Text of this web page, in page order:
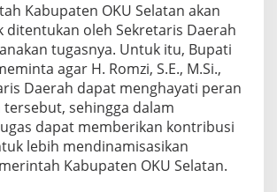
Kabupaten OKU Selatan akan
ditentukan oleh Sekretaris Daerah
tugasnya. Untuk itu, Bupati
agar H. Romzi, S.E., M.Si.,
Daerah dapat menghayati peran
sehingga dalam
dapat memberikan kontribusi
lebih mendinamisasikan
Kabupaten OKU Selatan.